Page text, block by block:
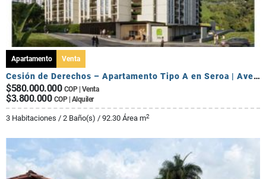
Apartamento Venta
Cesión de Derechos – Apartamento Tipo A en Seroa | Avenida Centenario
$580.000.000 COP | Venta
$3.800.000 COP | Alquiler
3 Habitaciones / 2 Baño(s) / 92.30 Área m2